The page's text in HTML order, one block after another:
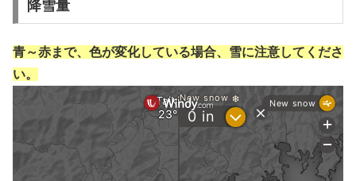
降雪量
青～赤まで、色が変化している場合、雪に注意してくださ
い。